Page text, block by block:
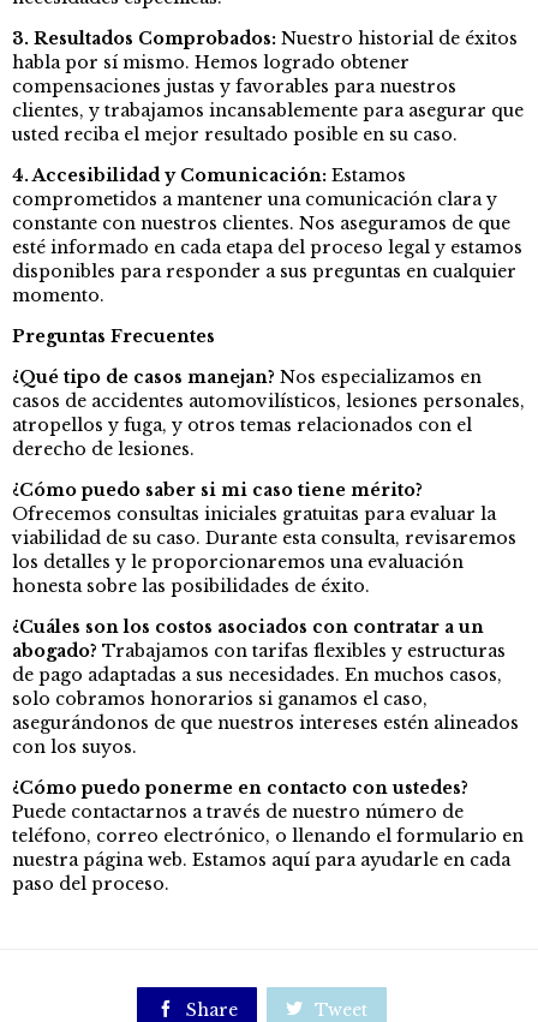
3. Resultados Comprobados: Nuestro historial de éxitos
habla por sí mismo. Hemos logrado obtener
compensaciones justas y favorables para nuestros
clientes, y trabajamos incansablemente para asegurar que
usted reciba el mejor resultado posible en su caso.
4. Accesibilidad y Comunicación: Estamos
comprometidos a mantener una comunicación clara y
constante con nuestros clientes. Nos aseguramos de que
esté informado en cada etapa del proceso legal y estamos
disponibles para responder a sus preguntas en cualquier
momento.
Preguntas Frecuentes
¿Qué tipo de casos manejan? Nos especializamos en
casos de accidentes automovilísticos, lesiones personales,
atropellos y fuga, y otros temas relacionados con el
derecho de lesiones.
¿Cómo puedo saber si mi caso tiene mérito?
Ofrecemos consultas iniciales gratuitas para evaluar la
viabilidad de su caso. Durante esta consulta, revisaremos
los detalles y le proporcionaremos una evaluación
honesta sobre las posibilidades de éxito.
¿Cuáles son los costos asociados con contratar a un
abogado? Trabajamos con tarifas flexibles y estructuras
de pago adaptadas a sus necesidades. En muchos casos,
solo cobramos honorarios si ganamos el caso,
asegurándonos de que nuestros intereses estén alineados
con los suyos.
¿Cómo puedo ponerme en contacto con ustedes?
Puede contactarnos a través de nuestro número de
teléfono, correo electrónico, o llenando el formulario en
nuestra página web. Estamos aquí para ayudarle en cada
paso del proceso.
 Share  Tweet